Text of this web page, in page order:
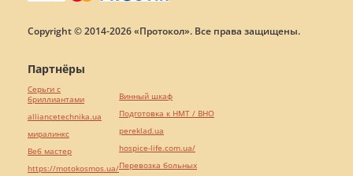
Copyright © 2014-2026 «Протокол». Все права защищены.
Партнёры
Серьги с
бриллиантами
alliancetechnika.ua
миралинкс
Веб мастер
https://motokosmos.ua/
Винный шкаф
Подготовка к НМТ / ВНО
pereklad.ua
hospice-life.com.ua/
Перевозка больных